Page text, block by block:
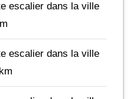
escalier dans la ville
escalier dans la ville